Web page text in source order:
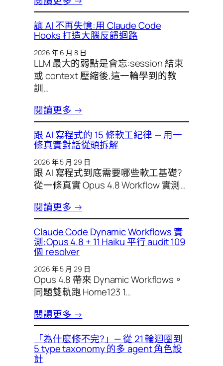
讓 AI 不再失憶:用 Claude Code
Hooks 打造大腦反饋迴路
2026 年 6 月 8 日
LLM 最大的弱點是會忘:session 結束
或 context 壓縮後,這一輪學到的教
訓…
閱讀更多 →
跟 AI 寫程式的 15 條軟工紀律 — 用一
條真實對話從頭拆解
2026 年 5 月 29 日
跟 AI 寫程式到底需要哪些軟工基礎?
從一條真實 Opus 4.8 Workflow 實測…
閱讀更多 →
Claude Code Dynamic Workflows 實
測:Opus 4.8 + 11 Haiku 平行 audit 109
個 resolver
2026 年 5 月 29 日
Opus 4.8 帶來 Dynamic Workflows。
同題雙軌跑 Home123 1…
閱讀更多 →
「為什麼修不完?」— 從 21 輪迴圈到
5 type taxonomy 的多 agent 角色設
計